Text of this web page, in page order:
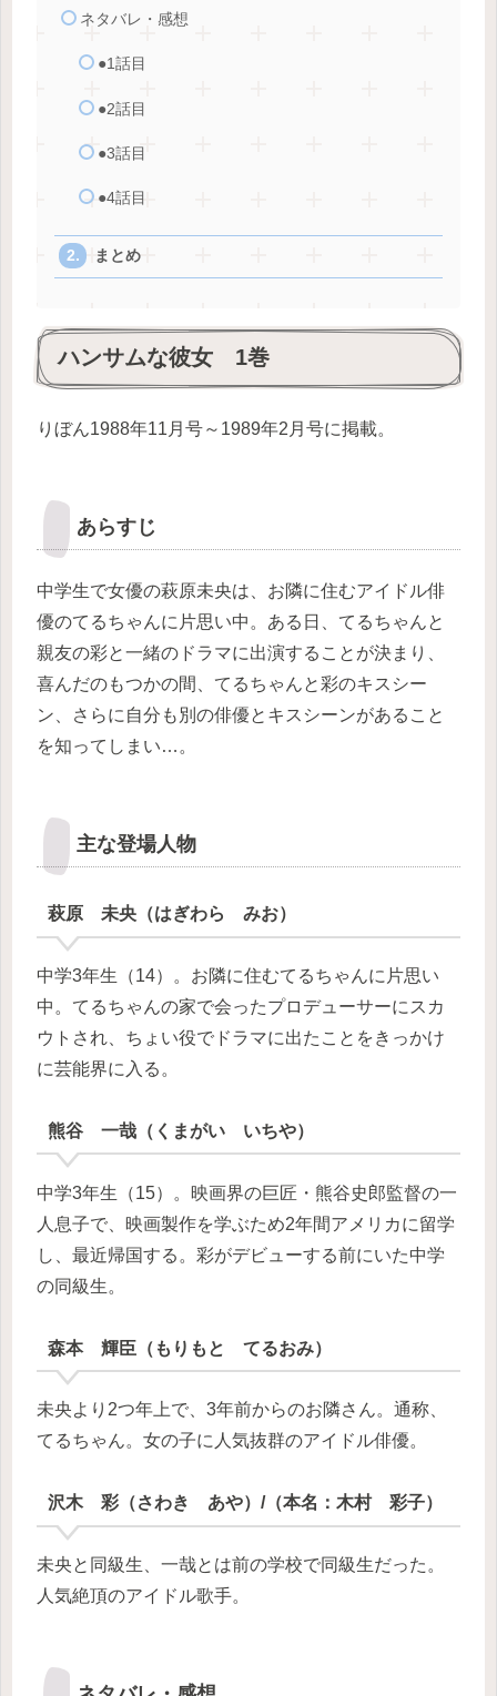
ネタバレ・感想
●1話目
●2話目
●3話目
●4話目
まとめ
ハンサムな彼女 1巻
りぼん1988年11月号～1989年2月号に掲載。
あらすじ
中学生で女優の萩原未央は、お隣に住むアイドル俳
優のてるちゃんに片思い中。ある日、てるちゃんと
親友の彩と一緒のドラマに出演することが決まり、
喜んだのもつかの間、てるちゃんと彩のキスシー
ン、さらに自分も別の俳優とキスシーンがあること
を知ってしまい…。
主な登場人物
萩原 未央（はぎわら みお）
中学3年生（14）。お隣に住むてるちゃんに片思い
中。てるちゃんの家で会ったプロデューサーにスカ
ウトされ、ちょい役でドラマに出たことをきっかけ
に芸能界に入る。
熊谷 一哉（くまがい いちや）
中学3年生（15）。映画界の巨匠・熊谷史郎監督の一
人息子で、映画製作を学ぶため2年間アメリカに留学
し、最近帰国する。彩がデビューする前にいた中学
の同級生。
森本 輝臣（もりもと てるおみ）
未央より2つ年上で、3年前からのお隣さん。通称、
てるちゃん。女の子に人気抜群のアイドル俳優。
沢木 彩（さわき あや）/（本名：木村 彩子）
未央と同級生、一哉とは前の学校で同級生だった。
人気絶頂のアイドル歌手。